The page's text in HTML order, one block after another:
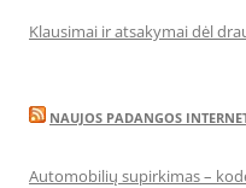
Klausimai ir atsakymai dėl
NAUJOS PADANGOS
Automobilių supirkimas –